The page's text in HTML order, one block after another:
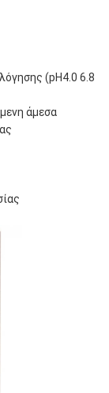
(pH4.0 6.8
άμεσα